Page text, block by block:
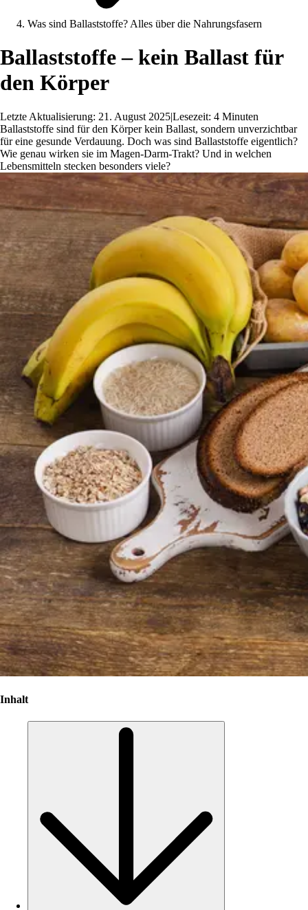
Was sind Ballaststoffe? Alles über die Nahrungsfasern
Ballaststoffe – kein Ballast für
den Körper
Letzte Aktualisierung: 21. August 2025|Lesezeit: 4 Minuten
Ballaststoffe sind für den Körper kein Ballast, sondern unverzichtbar
für eine gesunde Verdauung. Doch was sind Ballaststoffe eigentlich?
Wie genau wirken sie im Magen-Darm-Trakt? Und in welchen
Lebensmitteln stecken besonders viele?
Inhalt